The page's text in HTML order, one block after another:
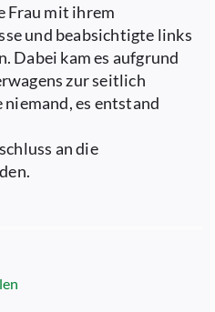
Frau mit ihrem
und beabsichtigte links
Dabei kam es aufgrund
zur seitlich
es entstand
an die